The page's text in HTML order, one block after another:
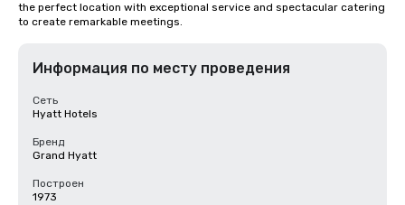
the perfect location with exceptional service and spectacular catering
to create remarkable meetings.
Информация по месту проведения
Сеть
Hyatt Hotels
Бренд
Grand Hyatt
Построен
1973